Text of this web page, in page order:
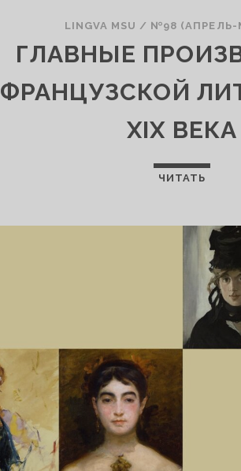
LINGVA MSU / №98 (АПРЕЛЬ-
ГЛАВНЫЕ
ФРАНЦУЗСКОЙ
XIX ВЕКА
ЧИТАТЬ